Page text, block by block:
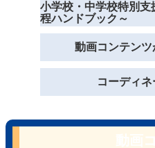
小学校・中学校特別
程ハンドブック～
動画コンテン
コーディ